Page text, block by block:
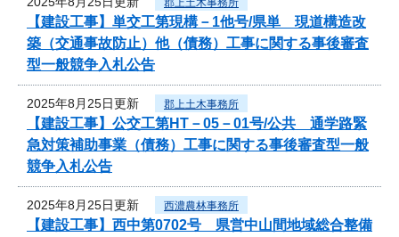
郡上土木事務所
【建設工事】単交工第現構－1他号/県単 現道構造改
築（交通事故防止）他（債務）工事に関する事後審査
型一般競争入札公告
2025年8月25日更新 郡上土木事務所
【建設工事】公交工第HT－05－01号/公共 通学路緊
急対策補助事業（債務）工事に関する事後審査型一般
競争入札公告
2025年8月25日更新 西濃農林事務所
【建設工事】西中第0702号 県営中山間地域総合整備